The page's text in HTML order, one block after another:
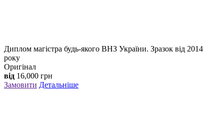
Диплом магістра будь-якого ВНЗ України. Зразок від 2014
року
Оригінал
від 16,000 грн
Замовити Детальніше